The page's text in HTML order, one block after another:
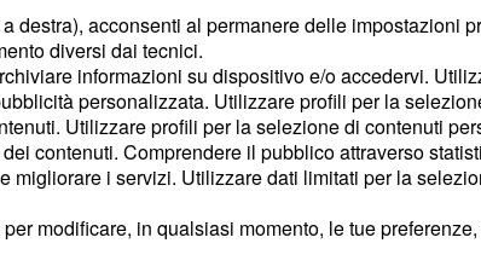
destra), acconsenti al permanere delle impostazioni
diversi dai tecnici.
informazioni su dispositivo e/o accedervi.
personalizzata. Utilizzare profili per la
Utilizzare profili per la selezione di contenuti
contenuti. Comprendere il pubblico attraverso
i servizi. Utilizzare dati limitati per la
modificare, in qualsiasi momento, le tue